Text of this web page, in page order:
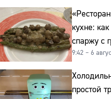
кухне:
спаржу с
9:42 – 6
простой